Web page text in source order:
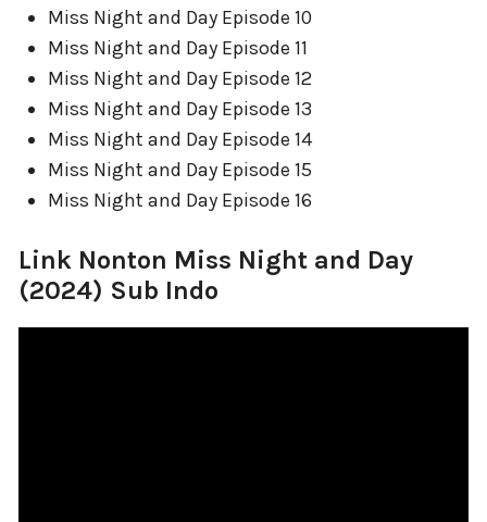
Miss Night and Day Episode 10
Miss Night and Day Episode 11
Miss Night and Day Episode 12
Miss Night and Day Episode 13
Miss Night and Day Episode 14
Miss Night and Day Episode 15
Miss Night and Day Episode 16
Link Nonton Miss Night and Day
(2024) Sub Indo